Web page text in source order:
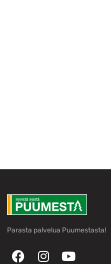
Parasta palvelua Puumestasta!